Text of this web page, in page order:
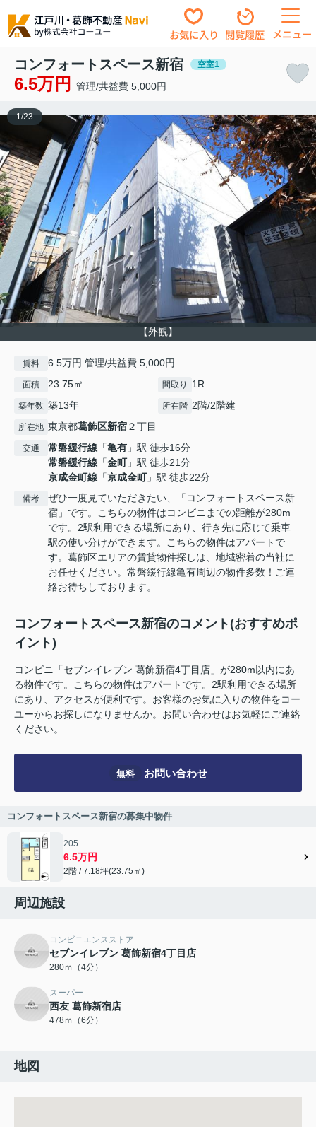
お気に入り 閲覧履歴 メニュー
コンフォートスペース新宿 空室1
6.5万円 管理/共益費 5,000円
【外観】
1/23
賃料 6.5万円 管理/共益費 5,000円
面積 23.75㎡ 間取り 1R
築年数 築13年 所在階 2階/2階建
所在地 東京都葛飾区新宿２丁目
交通 常磐緩行線 「亀有 」駅 徒歩16分
常磐緩行線 「金町」駅 徒歩21分
京成金町線 「京成金町」駅 徒歩22分
備考
ぜひ一度見ていただきたい、「コンフォートスペース新
宿」です。こちらの物件はコンビニまでの距離が280m
です。2駅利用できる場所にあり、行き先に応じて乗車
駅の使い分けができます。こちらの物件はアパートで
す。葛飾区エリアの賃貸物件探しは、地域密着の当社に
お任せください。常磐緩行線亀有周辺の物件多数！ご連
絡お待ちしております。
コンフォートスペース新宿のコメント(おすすめポ
イント)
コンビニ「セブンイレブン 葛飾新宿4丁目店」が280m以内にあ
る物件です。こちらの物件はアパートです。2駅利用できる場所
にあり、アクセスが便利です。お客様のお気に入りの物件をコー
ユーからお探しになりませんか。お問い合わせはお気軽にご連絡
ください。
無料 お問い合わせ
コンフォートスペース新宿の募集中物件
205
6.5万円
2階 / 7.18坪(23.75㎡)
周辺施設
コンビニエンスストア
セブンイレブン 葛飾新宿4丁目店
280ｍ（4分）
スーパー
西友 葛飾新宿店
478ｍ（6分）
地図